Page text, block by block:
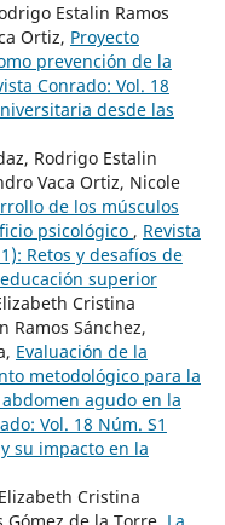
Estalin Ramos
Ortiz, Proyecto
prevención de la
Conrado: Vol. 18
desde las
Rodrigo Estalin
Vaca Ortiz, Nicole
de los músculos
psicológico , Revista
Retos y desafíos de
superior
Cristina
Ramos Sánchez,
Evaluación de la
metodológico para la
agudo en la
Vol. 18 Núm. S1
su impacto en la
Cristina